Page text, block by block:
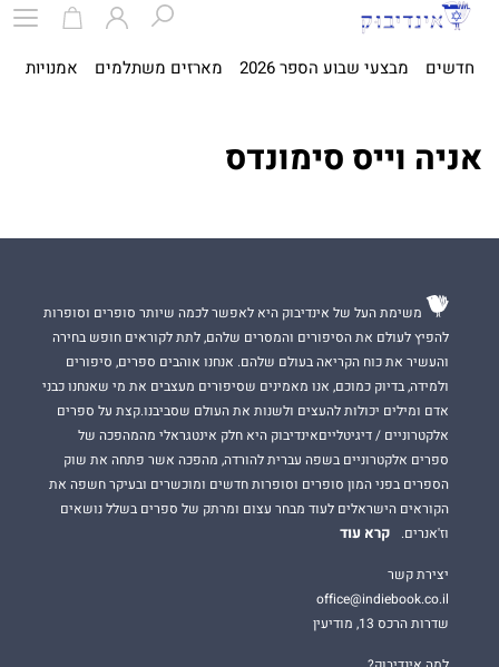
חדשים מבצעי שבוע הספר 2026 מארזים משתלמים אמנויות
אניה וייס סימונדס
משימת העל של אינדיבוק היא לאפשר לכמה שיותר סופרים וסופרות
להפיץ לעולם את הסיפורים והמסרים שלהם, לתת לקוראים חופש בחירה
והעשיר את כוח הקריאה בעולם שלהם. אנחנו אוהבים ספרים, סיפורים
ולמידה, בדיוק כמוכם, אנו מאמינים שסיפורים מעצבים את מי שאנחנו כבני
אדם ומילים יכולות להעצים ולשנות את העולם שסביבנו.קצת על ספרים
אלקטרוניים / דיגיטלייםאינדיבוק היא חלק אינטגראלי מהמהפכה של
ספרים אלקטרוניים בשפה עברית להורדה, מהפכה אשר פתחה את שוק
הספרים בפני המון סופרים וסופרות חדשים ומוכשרים ובעיקר חשפה את
הקוראים הישראלים לעוד מבחר עצום ומרתק של ספרים בשלל נושאים
וז'אנרים.
קרא עוד
יצירת קשר
office@indiebook.co.il
שדרות הרכס 13, מודיעין